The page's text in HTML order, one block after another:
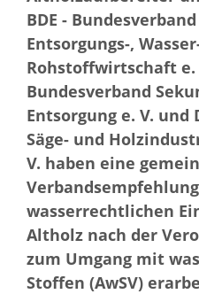
BDE -
Entsorgungs-,
Rohstoffwirtschaft e.
Bundesverband
Entsorgung e. V. und
Säge- und
V. haben eine
wasserrechtlichen
Altholz nach der
zum Umgang mit
Stoffen (AwSV)